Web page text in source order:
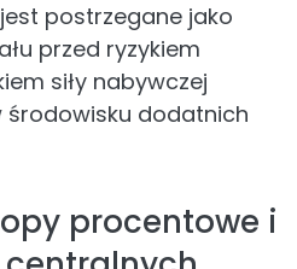
postrzegane jako
przed ryzykiem
siły nabywczej
dodatnich
procentowe i